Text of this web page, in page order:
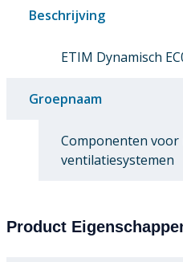
Beschrijving
ETIM Dynamisch
Groepnaam
Componenten
ventilatiesystemen
Product